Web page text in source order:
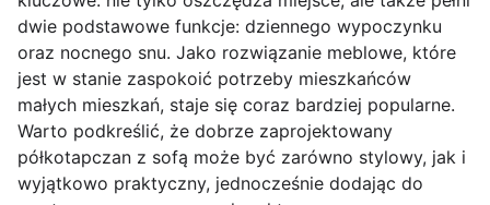
dwie podstawowe funkcje: dziennego wypoczynku
oraz nocnego snu. Jako rozwiązanie meblowe, które
jest w stanie zaspokoić potrzeby mieszkańców
małych mieszkań, staje się coraz bardziej popularne.
Warto podkreślić, że dobrze zaprojektowany
półkotapczan z sofą może być zarówno stylowy, jak i
wyjątkowo praktyczny, jednocześnie dodając do